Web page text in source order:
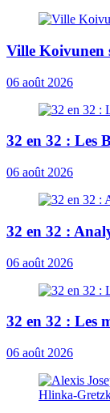
Ville Koivunen
06 août 2026
32 en 32 : Les
06 août 2026
32 en 32 :
06 août 2026
32 en 32 : Les
06 août 2026